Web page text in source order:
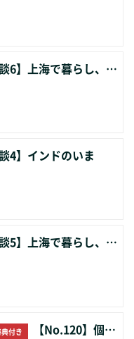
【対談6】上海で暮らし、そして飲む。（２）
談4】インドのいま
【対談5】上海で暮らし、そして飲む。（１）
付き 【No.120】個人のクロスボーダー人民元決済